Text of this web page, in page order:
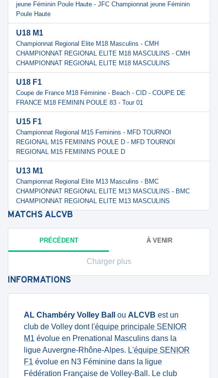
jeune Féminin Poule Haute - JFC Championnat jeune Féminin
Poule Haute
U18 M1
Championnat Regional Elite M18 Masculins - CMH
CHAMPIONNAT REGIONAL ELITE M18 MASCULINS - CMH
CHAMPIONNAT REGIONAL ELITE M18 MASCULINS
U18 F1
Coupe de France M18 Féminine - Beach - CID - COUPE DE
FRANCE M18 FEMININ POULE 83 - Tour 01
U15 F1
Championnat Regional M15 Feminins - MFD TOURNOI
REGIONAL M15 FEMININS POULE D - MFD TOURNOI
REGIONAL M15 FEMININS POULE D
U13 M1
Championnat Regional Elite M13 Masculins - BMC
CHAMPIONNAT REGIONAL ELITE M13 MASCULINS - BMC
CHAMPIONNAT REGIONAL ELITE M13 MASCULINS
MATCHS ALCVB
PRÉCÉDENT À VENIR
Charger plus
INFORMATIONS
AL Chambéry Volley Ball ou ALCVB est un
club de Volley dont l'équipe principale SENIOR
M1 évolue en Prenational Masculins dans la
ligue Auvergne-Rhône-Alpes. L'équipe SENIOR
F1 évolue en N3 Féminine dans la ligue
Fédération Française de Volley-Ball. Le club